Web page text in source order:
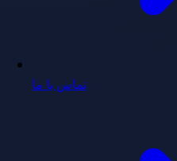
تماس با ما